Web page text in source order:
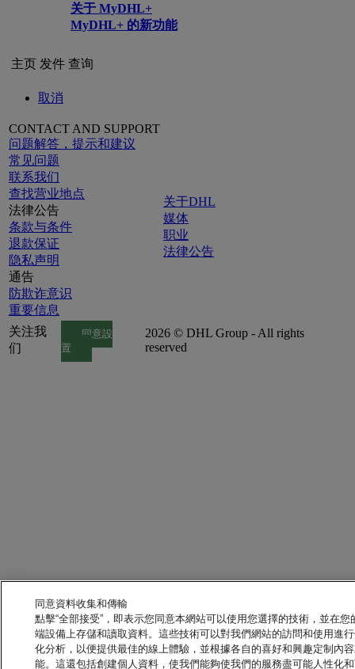
关于 MyDHL+
MyDHL+ 的新功能
主页 发件 查询
取消
CONTACT AND SUPPORT
问题解答，提示和建议
常见问题
联系我们
查找营业地点
法律公告
条款与条件
退款保证
隐私声明
通告
防欺诈意识
重要信息
关于DHL
媒体
职业
法律公告
关注我
们
同意設
置
2026 © DHL Group - All rights
reserved
同意資料收集和傳輸
點擊“全部接受”，即表示您同意本網站可以使用您選擇的技術，並在您
端設備上存儲和讀取資料。這些技術可以對我們網站的訪問和使用進
化分析，以便提供最佳的線上體驗，並根據各自的喜好和興趣定制內
能。這還包括創建個人資料，使我們能夠使我們的服務盡可能人性化